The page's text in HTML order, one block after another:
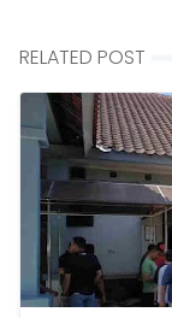
RELATED POST